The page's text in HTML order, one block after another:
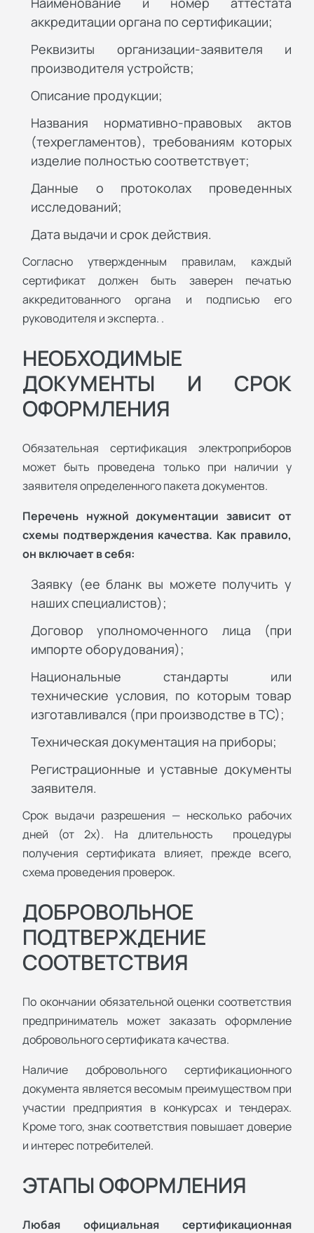
аккредитации органа по сертификации;
Реквизиты организации-заявителя и
производителя устройств;
Описание продукции;
Названия нормативно-правовых актов
(техрегламентов), требованиям которых
изделие полностью соответствует;
Данные о протоколах проведенных
исследований;
Дата выдачи и срок действия.
Согласно утвержденным правилам, каждый
сертификат должен быть заверен печатью
аккредитованного органа и подписью его
руководителя и эксперта. .
НЕОБХОДИМЫЕ
ДОКУМЕНТЫ И СРОК
ОФОРМЛЕНИЯ
Обязательная сертификация электроприборов
может быть проведена только при наличии у
заявителя определенного пакета документов.
Перечень нужной документации зависит от
схемы подтверждения качества. Как правило,
он включает в себя:
Заявку (ее бланк вы можете получить у
наших специалистов);
Договор уполномоченного лица (при
импорте оборудования);
Национальные стандарты или
технические условия, по которым товар
изготавливался (при производстве в ТС);
Техническая документация на приборы;
Регистрационные и уставные документы
заявителя.
Срок выдачи разрешения — несколько рабочих
дней (от 2х). На длительность процедуры
получения сертификата влияет, прежде всего,
схема проведения проверок.
ДОБРОВОЛЬНОЕ
ПОДТВЕРЖДЕНИЕ
СООТВЕТСТВИЯ
По окончании обязательной оценки соответствия
предприниматель может заказать оформление
добровольного сертификата качества.
Наличие добровольного сертификационного
документа является весомым преимуществом при
участии предприятия в конкурсах и тендерах.
Кроме того, знак соответствия повышает доверие
и интерес потребителей.
ЭТАПЫ ОФОРМЛЕНИЯ
Любая официальная сертификационная